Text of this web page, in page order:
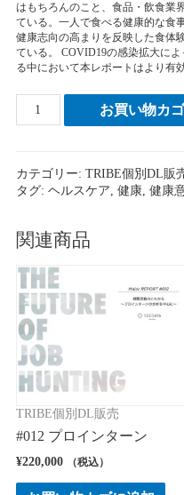
はもちろんのこと、食品・飲食業
ている。一人で食べる健康的な食
健康志向の高まりを反映した食体
ている。 COVID19の感染拡大に
る中において本レポートはより有
#005
ー
シ
ー
マ
ー
個
お買い物カ
カテゴリー: TRIBE個別DL販
タグ: ヘルスケア 健康, 健康
関連商品
TRIBE個別DL販売
#012 プロインターン
¥220,000 （税込）